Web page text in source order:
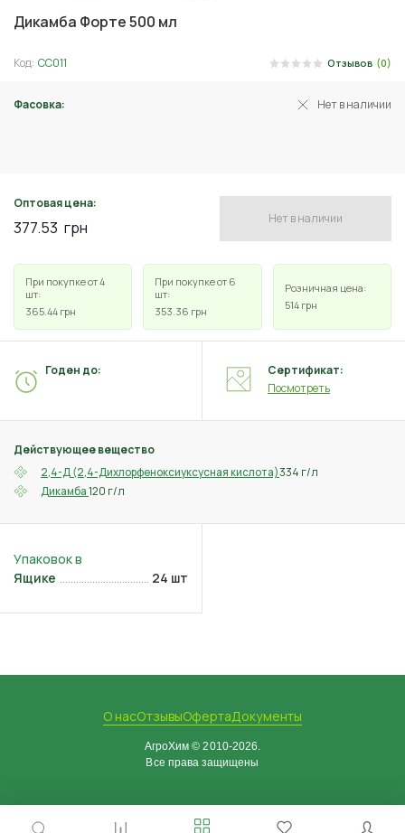
Дикамба Форте 500 мл
Код: СС011 Отзывов (0)
Фасовка: Нет в наличии
Оптовая цена:
377.53 грн Нет в наличии
При покупке от 4
шт:
365.44 грн
При покупке от 6
шт:
353.36 грн
Розничная цена:
514 грн
Действующее вещество
2,4-Д (2,4-Дихлорфеноксиуксусная кислота)334 г/л
Дикамба 120 г/л
Годен до:
Сертификат:
Посмотреть
Ящике 24 шт
О насОтзывыОфертаДокументы
АгроХим © 2010-2026.
Все права защищены